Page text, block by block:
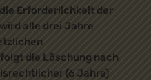
Erforderlichkeit der
alle drei Jahre
die Löschung nach
(6 Jahre)